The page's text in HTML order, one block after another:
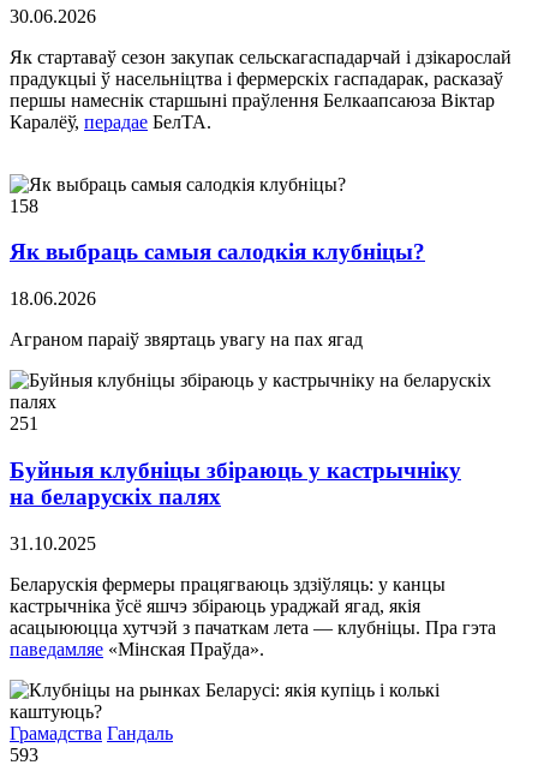
30.06.2026
Як стартаваў сезон закупак сельскагаспадарчай і дзікарослай
прадукцыі ў насельніцтва і фермерскіх гаспадарак, расказаў
першы намеснік старшыні праўлення Белкаапсаюза Віктар
Каралёў, перадае БелТА.
158
Як выбраць самыя салодкія клубніцы?
18.06.2026
Аграном параіў звяртаць увагу на пах ягад
251
Буйныя клубніцы збіраюць у кастрычніку
на беларускіх палях
31.10.2025
Беларускія фермеры працягваюць здзіўляць: у канцы
кастрычніка ўсё яшчэ збіраюць ураджай ягад, якія
асацыююцца хутчэй з пачаткам лета — клубніцы. Пра гэта
паведамляе «Мінская Праўда».
Грамадства Гандаль
593